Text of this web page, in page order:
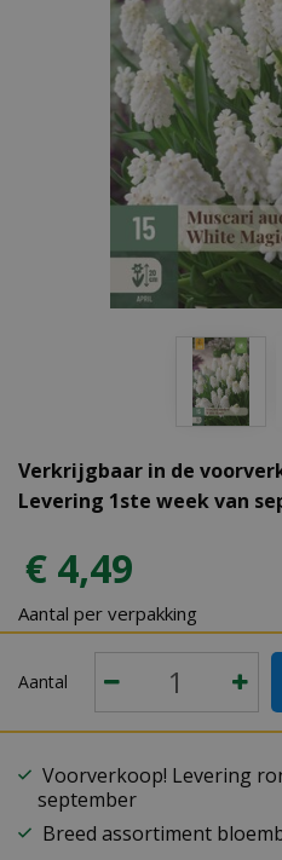
Verkrijgbaar in de
Levering 1ste week van
€ 4,49
Aantal per verpakking
Aantal
Voorverkoop! Levering
september
Breed assortiment